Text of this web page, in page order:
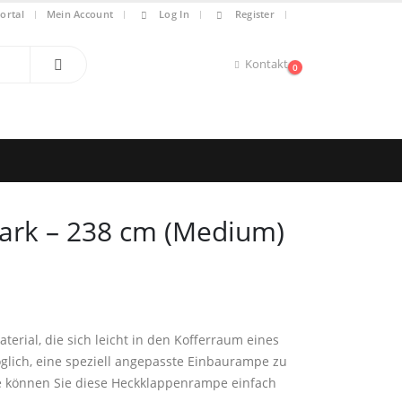
Mein Account Log In Register |
Kontakt 0
– 238 cm (Medium)
die sich leicht in den Kofferraum eines
eine speziell angepasste Einbaurampe zu
Sie diese Heckklappenrampe einfach